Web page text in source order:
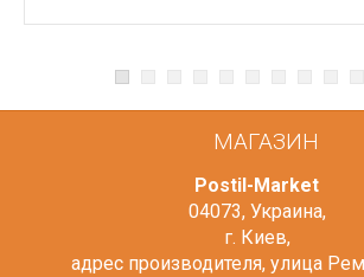
МАГАЗИН
Postil-Market
04073, Украина,
г. Киев,
адрес производителя, улица